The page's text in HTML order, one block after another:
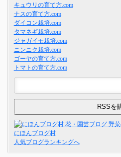
キュウリの育て方.com
ナスの育て方.com
ダイコン栽培.com
タマネギ栽培.com
ジャガイモ栽培.com
ニンニク栽培.com
ゴーヤの育て方.com
トマトの育て方.com
にほんブログ村
人気ブログランキングへ